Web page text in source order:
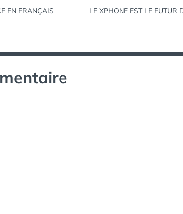
EN FRANÇAIS LE XPHONE EST LE FUTUR